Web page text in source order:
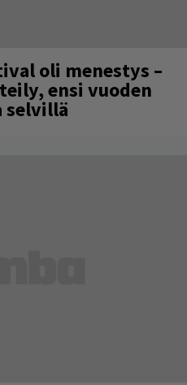
oli menestys –
ensi vuoden
selvillä